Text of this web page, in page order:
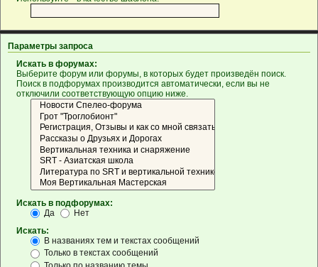
Параметры запроса
Искать в форумах:
Выберите форум или форумы, в которых будет произведён поиск.
Поиск в подфорумах производится автоматически, если вы не
отключили соответствующую опцию ниже.
Искать в подфорумах:
Да
Нет
Искать:
В названиях тем и текстах сообщений
Только в текстах сообщений